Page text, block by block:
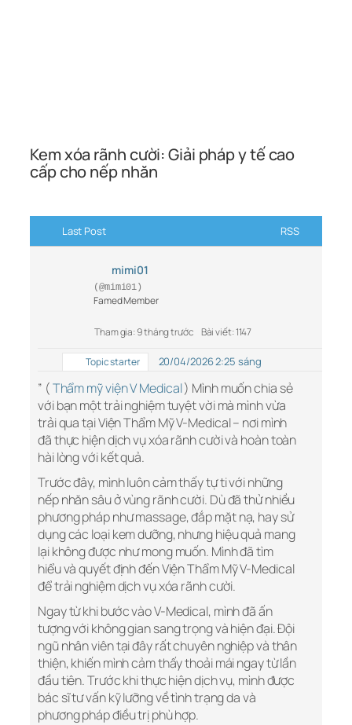
Kem xóa rãnh cười: Giải pháp y tế cao
cấp cho nếp nhăn
Last Post RSS
mimi01
(@mimi01)
Famed Member
Tham gia: 9 tháng trước Bài viết: 1147
Topic starter 20/04/2026 2:25 sáng
” (Thẩm mỹ viện V Medical) Mình muốn chia sẻ
với bạn một trải nghiệm tuyệt vời mà mình vừa
trải qua tại Viện Thẩm Mỹ V-Medical – nơi mình
đã thực hiện dịch vụ xóa rãnh cười và hoàn toàn
hài lòng với kết quả.
Trước đây, mình luôn cảm thấy tự ti với những
nếp nhăn sâu ở vùng rãnh cười. Dù đã thử nhiều
phương pháp như massage, đắp mặt nạ, hay sử
dụng các loại kem dưỡng, nhưng hiệu quả mang
lại không được như mong muốn. Mình đã tìm
hiểu và quyết định đến Viện Thẩm Mỹ V-Medical
để trải nghiệm dịch vụ xóa rãnh cười.
Ngay từ khi bước vào V-Medical, mình đã ấn
tượng với không gian sang trọng và hiện đại. Đội
ngũ nhân viên tại đây rất chuyên nghiệp và thân
thiện, khiến mình cảm thấy thoải mái ngay từ lần
đầu tiên. Trước khi thực hiện dịch vụ, mình được
bác sĩ tư vấn kỹ lưỡng về tình trạng da và
phương pháp điều trị phù hợp.